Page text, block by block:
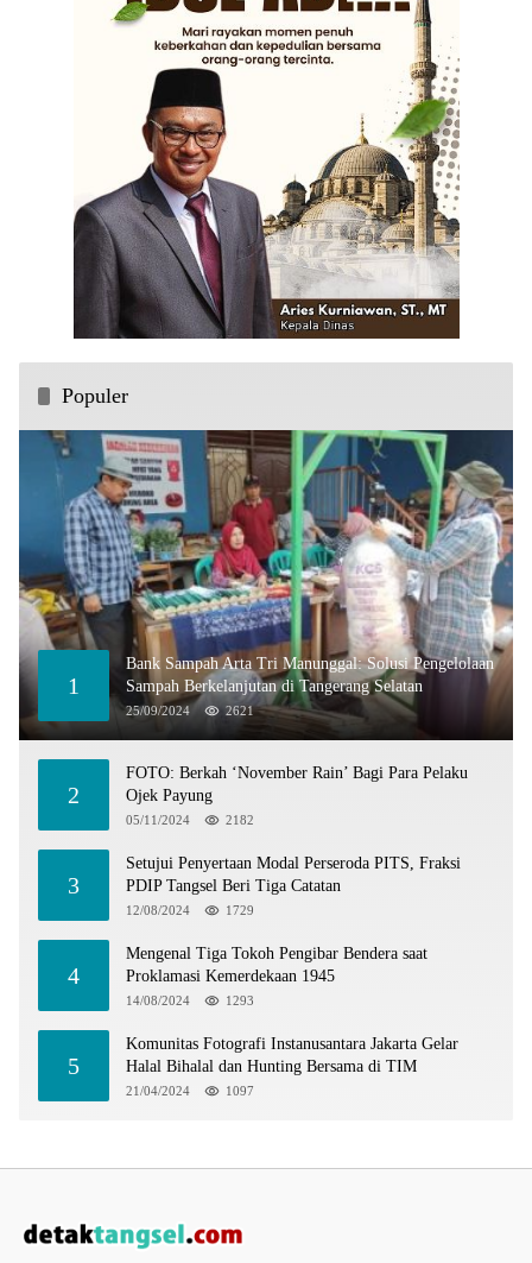
Populer
1
Bank Sampah Arta Tri Manunggal: Solusi Pengelolaan
Sampah Berkelanjutan di Tangerang Selatan
25/09/2024 2621
2
FOTO: Berkah ‘November Rain’ Bagi Para Pelaku
Ojek Payung
05/11/2024 2182
3
Setujui Penyertaan Modal Perseroda PITS, Fraksi
PDIP Tangsel Beri Tiga Catatan
12/08/2024 1729
4
Mengenal Tiga Tokoh Pengibar Bendera saat
Proklamasi Kemerdekaan 1945
14/08/2024 1293
5
Komunitas Fotografi Instanusantara Jakarta Gelar
Halal Bihalal dan Hunting Bersama di TIM
21/04/2024 1097